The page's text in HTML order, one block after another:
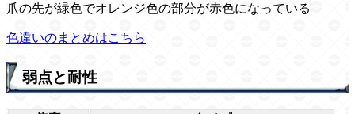
爪の先が緑色でオレンジ色の部分が赤色になっている
色違いのまとめはこちら
弱点と耐性